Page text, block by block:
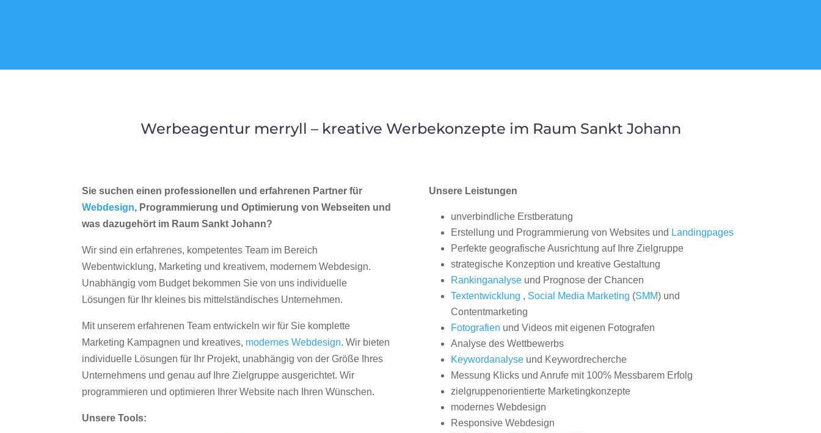
Werbeagentur merryll – kreative Werbekonzepte im Raum Sankt Johann
Sie suchen einen professionellen und erfahrenen Partner für
Webdesign, Programmierung und Optimierung von Webseiten und
was dazugehört im Raum Sankt Johann?
Wir sind ein erfahrenes, kompetentes Team im Bereich
Webentwicklung, Marketing und kreativem, modernem Webdesign.
Unabhängig vom Budget bekommen Sie von uns individuelle
Lösungen für Ihr kleines bis mittelständisches Unternehmen.
Mit unserem erfahrenen Team entwickeln wir für Sie komplette
Marketing Kampagnen und kreatives, modernes Webdesign. Wir bieten
individuelle Lösungen für Ihr Projekt, unabhängig von der Größe Ihres
Unternehmens und genau auf Ihre Zielgruppe ausgerichtet. Wir
programmieren und optimieren Ihrer Website nach Ihren Wünschen.
Unsere Tools:
Unsere Leistungen
unverbindliche Erstberatung
Erstellung und Programmierung von Websites und Landingpages
Perfekte geografische Ausrichtung auf Ihre Zielgruppe
strategische Konzeption und kreative Gestaltung
Rankinganalyseund Prognose der Chancen
Textentwicklung , Social Media Marketing (SMM) und
Contentmarketing
Fotografien und Videos mit eigenen Fotografen
Analyse des Wettbewerbs
Keywordanalyseund Keywordrecherche
Messung Klicks und Anrufe mit 100% Messbarem Erfolg
zielgruppenorientierte Marketingkonzepte
modernes Webdesign
Responsive Webdesign